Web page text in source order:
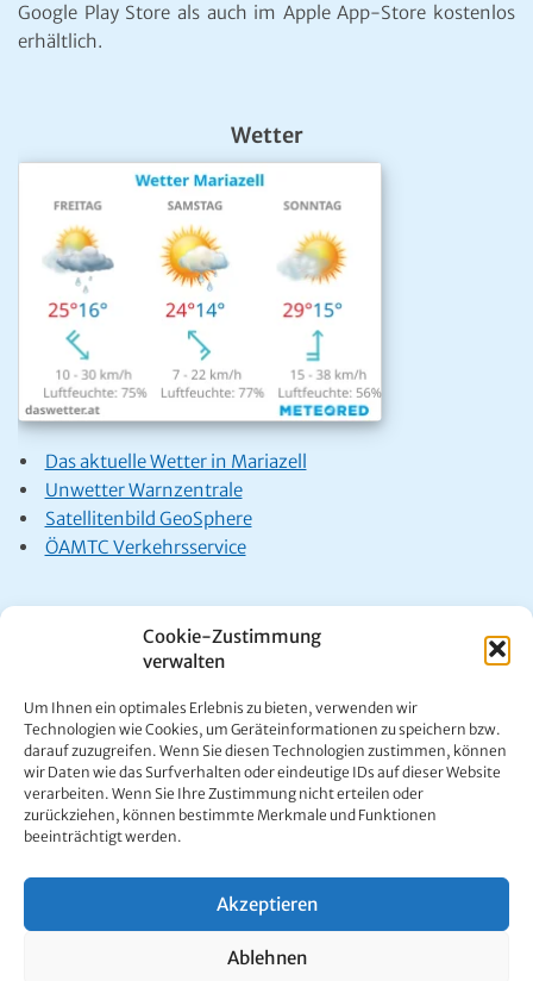
Cookie-Zustimmung
verwalten
Um Ihnen ein optimales Erlebnis zu bieten, verwenden wir
Technologien wie Cookies, um Geräteinformationen zu speichern bzw.
darauf zuzugreifen. Wenn Sie diesen Technologien zustimmen, können
wir Daten wie das Surfverhalten oder eindeutige IDs auf dieser Website
verarbeiten. Wenn Sie Ihre Zustimmung nicht erteilen oder
zurückziehen, können bestimmte Merkmale und Funktionen
beeinträchtigt werden.
Akzeptieren
Ablehnen
Google Play Store als auch im Apple App-Store kostenlos
erhältlich.
Wetter
Das aktuelle Wetter in Mariazell
Unwetter Warnzentrale
Satellitenbild GeoSphere
ÖAMTC Verkehrsservice
Kontakt:Ing. Werner Girrer | Wiener Straße 64 | A-8630 Mariazell |
E-Mail:office@mariazell.at
Mariazell Online © 1997 - 2026. Alle Rechte vorbehalten.
Impressum|Datenschutzerklärung